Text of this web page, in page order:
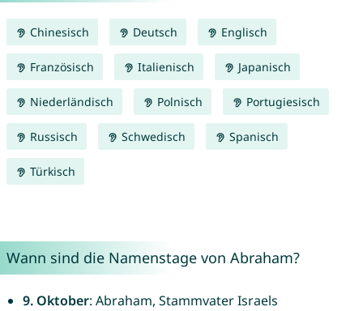
Chinesisch Deutsch Englisch
Französisch Italienisch Japanisch
Niederländisch Polnisch Portugiesisch
Russisch Schwedisch Spanisch
Türkisch
Wann sind die Namenstage von Abraham?
9. Oktober: Abraham, Stammvater Israels